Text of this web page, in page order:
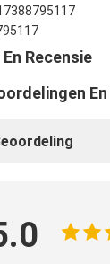
uit China
uit
Recensie